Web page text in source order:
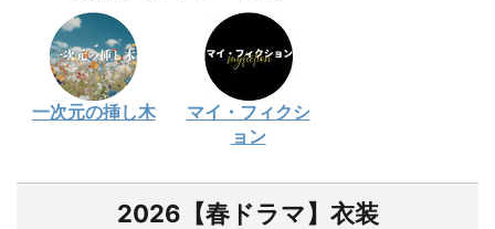
一次元の挿し木
マイ・フィクシ
ョン
2026【春ドラマ】衣装